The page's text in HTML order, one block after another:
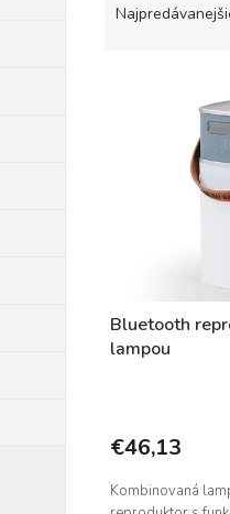
o
v
k
t
Bluetooth
lampou
€46,13
Kombinovaná